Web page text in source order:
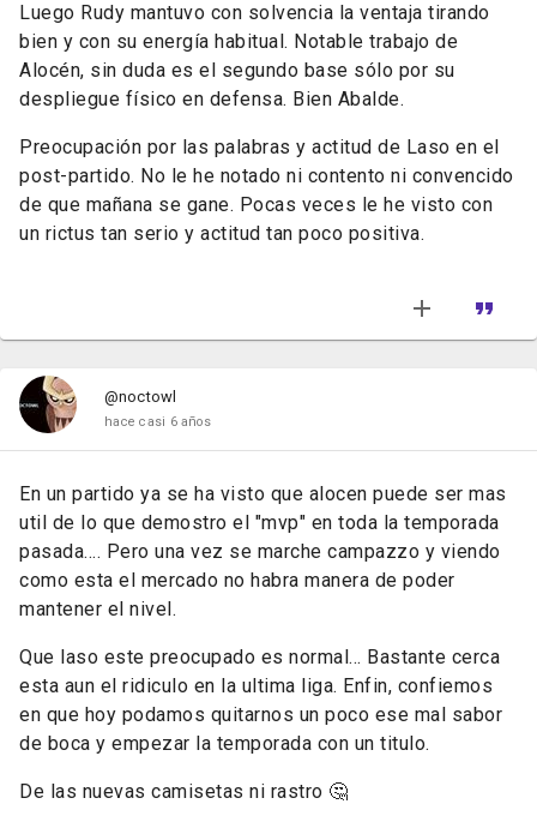
Luego Rudy mantuvo con solvencia la ventaja tirando
bien y con su energía habitual. Notable trabajo de
Alocén, sin duda es el segundo base sólo por su
despliegue físico en defensa. Bien Abalde.
Preocupación por las palabras y actitud de Laso en el
post-partido. No le he notado ni contento ni convencido
de que mañana se gane. Pocas veces le he visto con
un rictus tan serio y actitud tan poco positiva.
@noctowl
hace casi 6 años
En un partido ya se ha visto que alocen puede ser mas
util de lo que demostro el "mvp" en toda la temporada
pasada.... Pero una vez se marche campazzo y viendo
como esta el mercado no habra manera de poder
mantener el nivel.
Que laso este preocupado es normal... Bastante cerca
esta aun el ridiculo en la ultima liga. Enfin, confiemos
en que hoy podamos quitarnos un poco ese mal sabor
de boca y empezar la temporada con un titulo.
De las nuevas camisetas ni rastro 🤔